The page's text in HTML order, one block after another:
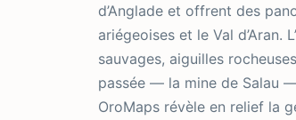
d’Anglade et offrent des
ariégeoises et le Val d’Aran.
sauvages, aiguilles
passée — la mine de Salau
OroMaps révèle en relief la